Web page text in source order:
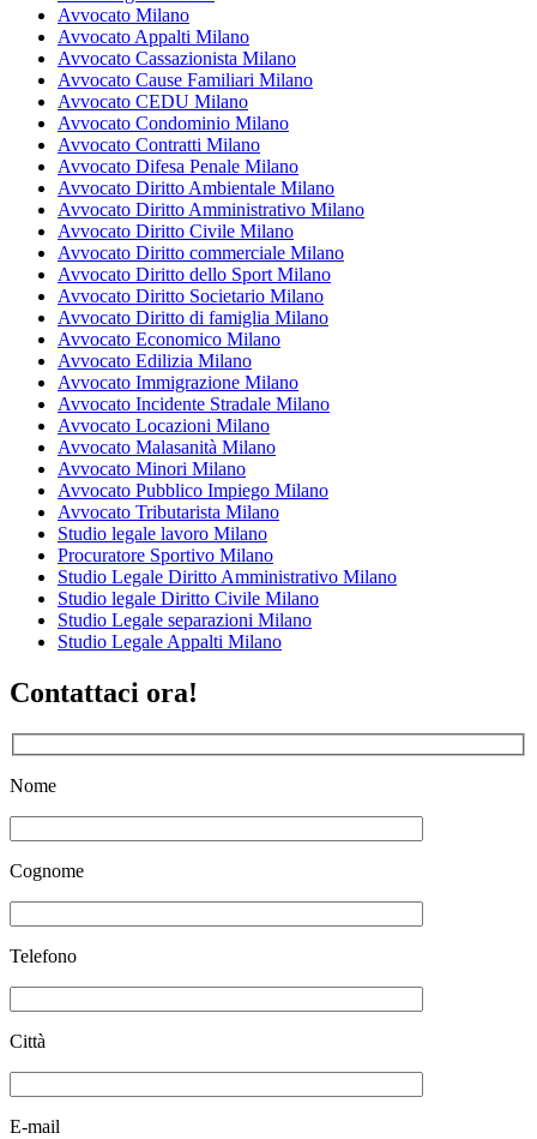
Avvocato Milano
Avvocato Appalti Milano
Avvocato Cassazionista Milano
Avvocato Cause Familiari Milano
Avvocato CEDU Milano
Avvocato Condominio Milano
Avvocato Contratti Milano
Avvocato Difesa Penale Milano
Avvocato Diritto Ambientale Milano
Avvocato Diritto Amministrativo Milano
Avvocato Diritto Civile Milano
Avvocato Diritto commerciale Milano
Avvocato Diritto dello Sport Milano
Avvocato Diritto Societario Milano
Avvocato Diritto di famiglia Milano
Avvocato Economico Milano
Avvocato Edilizia Milano
Avvocato Immigrazione Milano
Avvocato Incidente Stradale Milano
Avvocato Locazioni Milano
Avvocato Malasanità Milano
Avvocato Minori Milano
Avvocato Pubblico Impiego Milano
Avvocato Tributarista Milano
Studio legale lavoro Milano
Procuratore Sportivo Milano
Studio Legale Diritto Amministrativo Milano
Studio legale Diritto Civile Milano
Studio Legale separazioni Milano
Studio Legale Appalti Milano
Contattaci ora!
Nome
Cognome
Telefono
Città
E-mail